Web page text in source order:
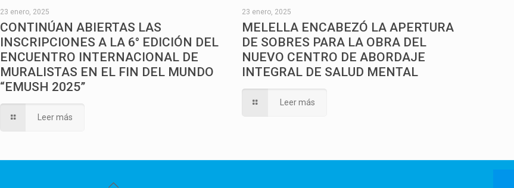
23 enero, 2025
CONTINÚAN ABIERTAS LAS
INSCRIPCIONES A LA 6° EDICIÓN DEL
ENCUENTRO INTERNACIONAL DE
MURALISTAS EN EL FIN DEL MUNDO
“EMUSH 2025”
Leer más
23 enero, 2025
MELELLA ENCABEZÓ LA APERTURA
DE SOBRES PARA LA OBRA DEL
NUEVO CENTRO DE ABORDAJE
INTEGRAL DE SALUD MENTAL
Leer más